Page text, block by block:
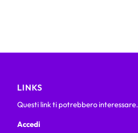
LINKS
Questi link ti potrebbero interessare.
Accedi